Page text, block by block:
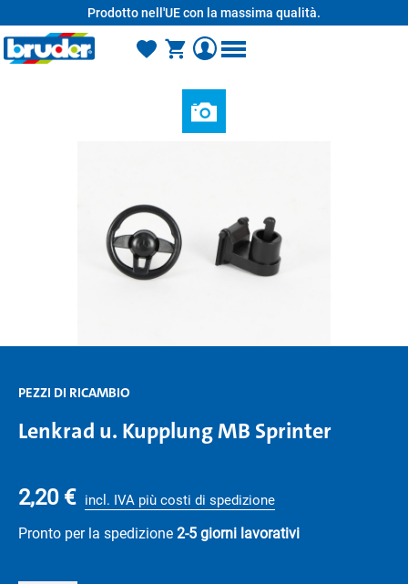
Prodotto nell'UE con la massima qualità.
PEZZI DI RICAMBIO
Lenkrad u. Kupplung MB Sprinter
2,20 € incl. IVA più costi di spedizione
Pronto per la spedizione 2-5 giorni lavorativi